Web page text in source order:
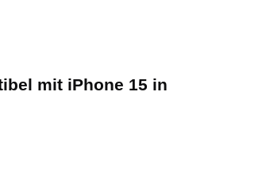
mit iPhone 15 in